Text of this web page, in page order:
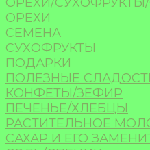
ОРЕХИ
СЕМЕНА
СУХОФРУКТЫ
ПОДАРКИ
ПОЛЕЗНЫЕ
КОНФЕТЫ/ЗЕФИР
ПЕЧЕНЬЕ/ХЛЕБЦЫ
РАСТИТЕЛЬНОЕ
САХАР И ЕГО